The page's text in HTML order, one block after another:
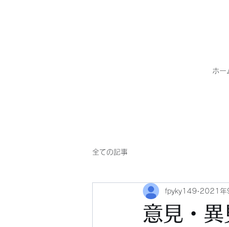
ホー
全ての記事
意見・異
fpyky149 2021年